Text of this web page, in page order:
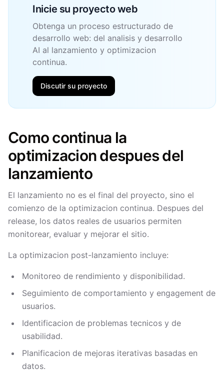
Inicie su proyecto web
Obtenga un proceso estructurado de
desarrollo web: del analisis y desarrollo
AI al lanzamiento y optimizacion
continua.
Discutir su proyecto
Como continua la
optimizacion despues del
lanzamiento
El lanzamiento no es el final del proyecto, sino el
comienzo de la optimizacion continua. Despues del
release, los datos reales de usuarios permiten
monitorear, evaluar y mejorar el sitio.
La optimizacion post-lanzamiento incluye:
Monitoreo de rendimiento y disponibilidad.
Seguimiento de comportamiento y engagement de
usuarios.
Identificacion de problemas tecnicos y de
usabilidad.
Planificacion de mejoras iterativas basadas en
datos.